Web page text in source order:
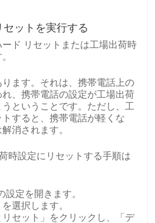
ットを実行する
ド リセットまたは工場出荷時
ます。それは、携帯電話上の
、携帯電話の設定が工場出荷
ということです。ただし、工
すると、携帯電話が軽くな
消されます。
時設定にリセットする手順は
設定を開きます。
選択します。
リセット」をクリックし、「デ